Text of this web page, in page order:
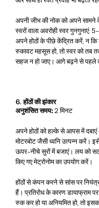
अपनी जीभ की नोक को अपने सामने
स्वरों वाला अवरोही स्वर
अपने होठों के पीछे केंद्रित करें, न
रुकावट महसूस हो, तो स्वर को तब
सहज न हो जाए। आगे बढ़ने से पहले
6. होंठों की झंकार
अनुशंसित समय:2 मिनट
अपने होठों को हल्के से आपस में
मोटरबोट जैसी ध्वनि उत्पन्न करें।
ऊपर-नीचे सुरों में बजाएं। लय को
किए गए मेट्रोनोम का उपयोग करें।
होंठों से कंपन करने से सांस पर
हैं। प्रतिरोध के कारण डायाफ्राम
रुक कर हो या अनियमित हो, तो